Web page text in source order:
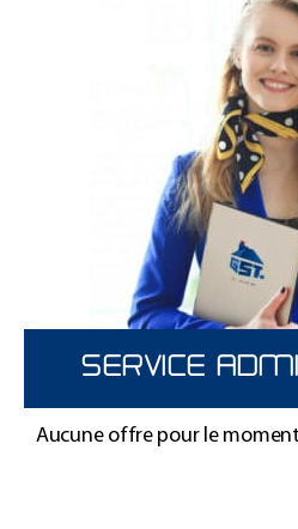
SERVICE
Aucune offre pour le